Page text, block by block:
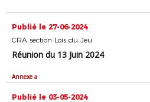
Publié le 27-06-2024
CRA section Lois du Jeu
Réunion du 13 Juin 2024
Annexe a
Publié le 03-05-2024